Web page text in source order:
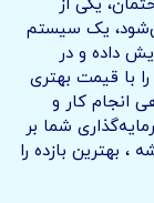
یکی از
یک سیستم
داده و در
با قیمت بهتری
انجام کار و
شما بر
بهترین بازده را